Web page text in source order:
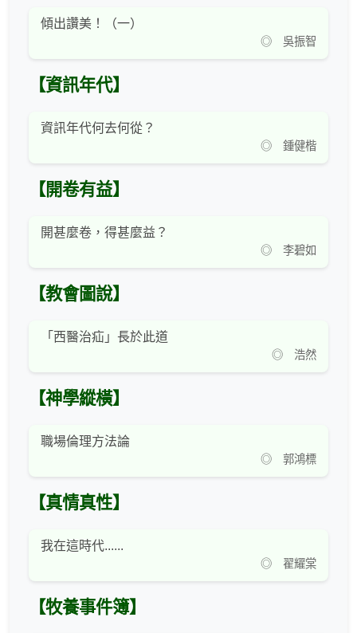
傾出讚美！（一）
◎ 吳振智
【資訊年代】
資訊年代何去何從？
◎ 鍾健楷
【開卷有益】
開甚麼卷，得甚麼益？
◎ 李碧如
【教會圖說】
「西醫治疝」長於此道
◎ 浩然
【神學縱橫】
職場倫理方法論
◎ 郭鴻標
【真情真性】
我在這時代......
◎ 翟耀棠
【牧養事件簿】